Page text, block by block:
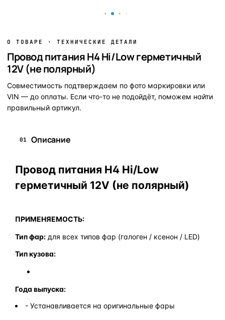
О ТОВАРЕ · ТЕХНИЧЕСКИЕ ДЕТАЛИ
Провод питания H4 Hi/Low герметичный
12V (не полярный)
Совместимость подтверждаем по фото маркировки или
VIN — до оплаты. Если что-то не подойдёт, поможем найти
правильный артикул.
01 Описание
Провод питания H4 Hi/Low
герметичный 12V (не полярный)
ПРИМЕНЯЕМОСТЬ:
Тип фар: для всех типов фар (галоген / ксенон / LED)
Тип кузова:
Года выпуска:
- Устанавливается на оригинальные фары